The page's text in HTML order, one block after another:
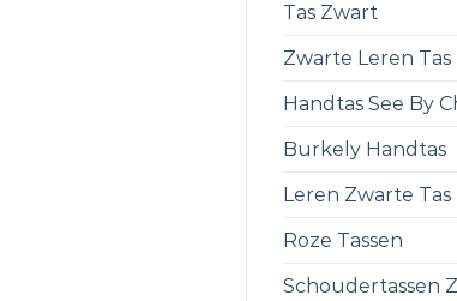
Tas Zwart
Zwarte Leren Tas
Handtas See By
Burkely Handtas
Leren Zwarte Tas
Roze Tassen
Schoudertassen